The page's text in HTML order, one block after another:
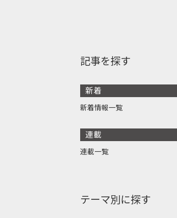
記事を探す
新着
新着情報一覧
連載
連載一覧
テーマ別に探す